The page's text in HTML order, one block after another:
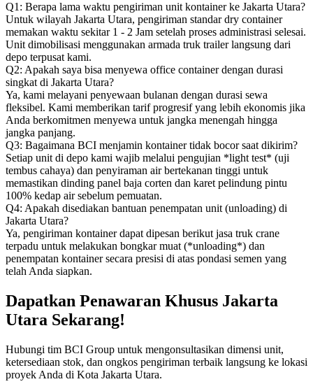
Q1: Berapa lama waktu pengiriman unit kontainer ke Jakarta Utara?
Untuk wilayah Jakarta Utara, pengiriman standar dry container
memakan waktu sekitar 1 - 2 Jam setelah proses administrasi selesai.
Unit dimobilisasi menggunakan armada truk trailer langsung dari
depo terpusat kami.
Q2: Apakah saya bisa menyewa office container dengan durasi
singkat di Jakarta Utara?
Ya, kami melayani penyewaan bulanan dengan durasi sewa
fleksibel. Kami memberikan tarif progresif yang lebih ekonomis jika
Anda berkomitmen menyewa untuk jangka menengah hingga
jangka panjang.
Q3: Bagaimana BCI menjamin kontainer tidak bocor saat dikirim?
Setiap unit di depo kami wajib melalui pengujian *light test* (uji
tembus cahaya) dan penyiraman air bertekanan tinggi untuk
memastikan dinding panel baja corten dan karet pelindung pintu
100% kedap air sebelum pemuatan.
Q4: Apakah disediakan bantuan penempatan unit (unloading) di
Jakarta Utara?
Ya, pengiriman kontainer dapat dipesan berikut jasa truk crane
terpadu untuk melakukan bongkar muat (*unloading*) dan
penempatan kontainer secara presisi di atas pondasi semen yang
telah Anda siapkan.
Dapatkan Penawaran Khusus Jakarta
Utara Sekarang!
Hubungi tim BCI Group untuk mengonsultasikan dimensi unit,
ketersediaan stok, dan ongkos pengiriman terbaik langsung ke lokasi
proyek Anda di Kota Jakarta Utara.